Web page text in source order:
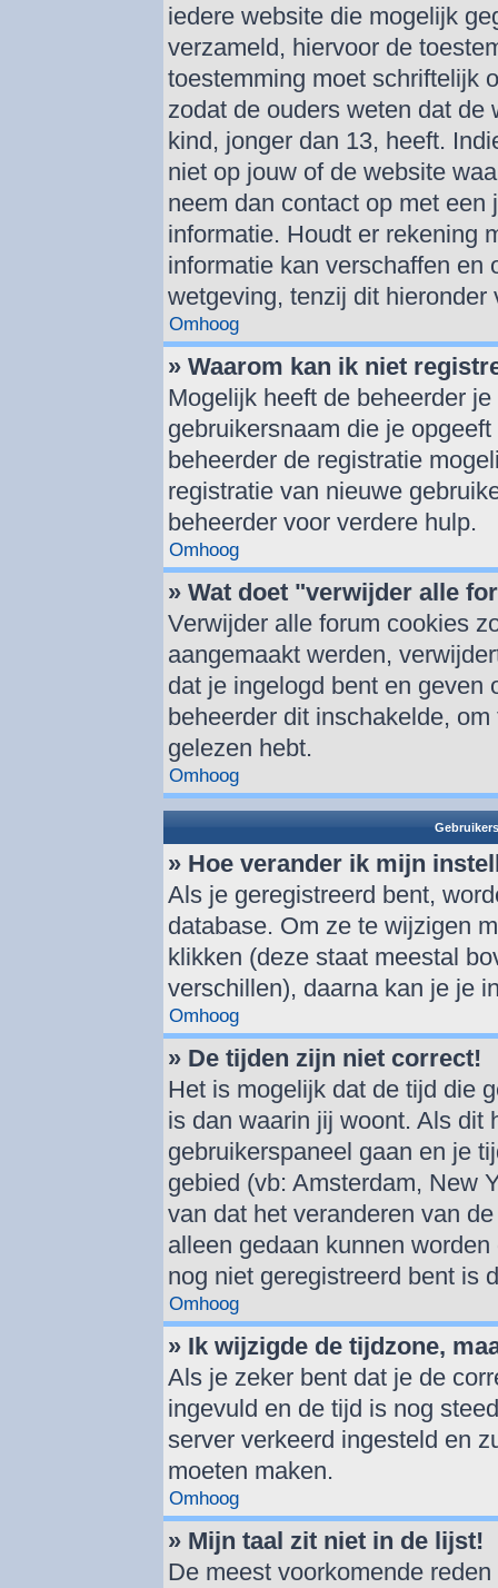
iedere website die mogelijk
verzameld, hiervoor de
toestemming moet schriftelijk
zodat de ouders weten dat
kind, jonger dan 13, heeft.
niet op jouw of de website
neem dan contact op met
informatie. Houdt er rekening
informatie kan verschaffen en
wetgeving, tenzij dit hieronder
Omhoog
» Waarom kan ik niet
Mogelijk heeft de beheerder
gebruikersnaam die je
beheerder de registratie
registratie van nieuwe
beheerder voor verdere hulp.
Omhoog
» Wat doet "verwijder alle
Verwijder alle forum cookies
aangemaakt werden,
dat je ingelogd bent en geven
beheerder dit inschakelde,
gelezen hebt.
Omhoog
» Hoe verander ik mijn
Als je geregistreerd bent,
database. Om ze te wijzigen
klikken (deze staat meestal
verschillen), daarna kan je je
Omhoog
» De tijden zijn niet correct!
Het is mogelijk dat de tijd die
is dan waarin jij woont. Als dit
gebruikerspaneel gaan en je
gebied (vb: Amsterdam, New
van dat het veranderen van
alleen gedaan kunnen
nog niet geregistreerd bent is
Omhoog
» Ik wijzigde de tijdzone,
Als je zeker bent dat je de
ingevuld en de tijd is nog
server verkeerd ingesteld en
moeten maken.
Omhoog
» Mijn taal zit niet in de lijst!
De meest voorkomende